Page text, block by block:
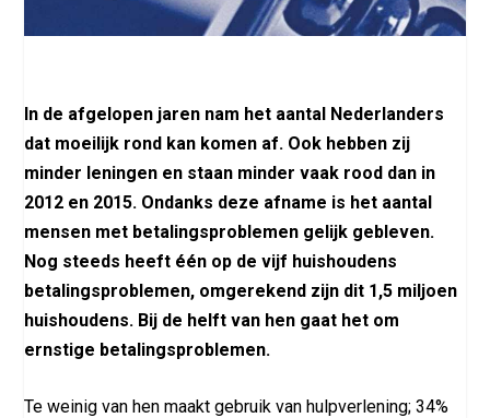
In de afgelopen jaren nam het aantal Nederlanders
dat moeilijk rond kan komen af. Ook hebben zij
minder leningen en staan minder vaak rood dan in
2012 en 2015. Ondanks deze afname is het aantal
mensen met betalingsproblemen gelijk gebleven.
Nog steeds heeft één op de vijf huishoudens
betalingsproblemen, omgerekend zijn dit 1,5 miljoen
huishoudens. Bij de helft van hen gaat het om
ernstige betalingsproblemen.
Te weinig van hen maakt gebruik van hulpverlening; 34%